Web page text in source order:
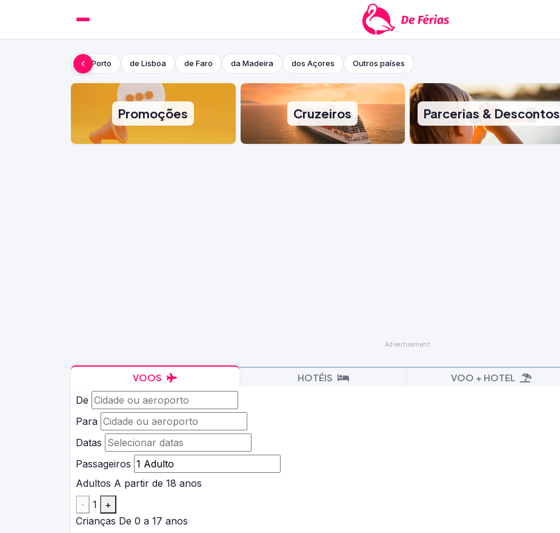
do Porto de Lisboa de Faro da Madeira dos Açores Outros países
Promoções Cruzeiros Parcerias & Descontos
VOOS HOTÉIS VOO + HOTEL
De
Para
Datas
Passageiros
Adultos A partir de 18 anos
-
1
+
Crianças De 0 a 17 anos